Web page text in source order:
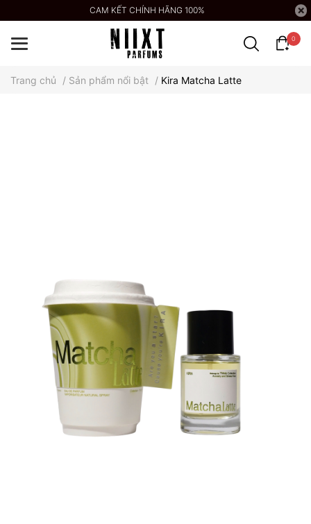
CAM KẾT CHÍNH HÃNG 100%
0
Trang chủ / Sản phẩm nổi bật / Kira Matcha Latte